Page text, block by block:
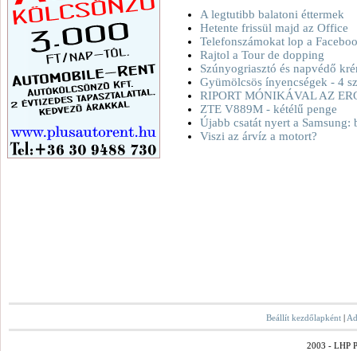
A legtutibb balatoni éttermek
Hetente frissül majd az Office
Telefonszámokat lop a
Rajtol a Tour de dopping
Szúnyogriasztó és napvédő
Gyümölcsös ínyencségek - 4
RIPORT MÓNIKÁVAL AZ
ZTE V889M - kétélű penge
Újabb csatát nyert a
Viszi az árvíz a motort?
Beállít kezdőlapként |
2003 - LHP